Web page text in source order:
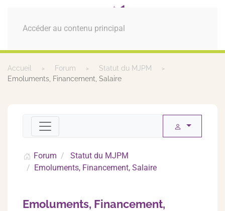
Accéder au contenu principal
MENU
Accueil Forum
Statut du MJPM
Emoluments, Financement, Salaire
Forum
Statut du MJPM
Emoluments, Financement, Salaire
Emoluments, Financement,